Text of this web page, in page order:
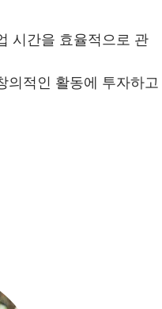
시간을 효율적으로 관
의적인 활동에 투자하고